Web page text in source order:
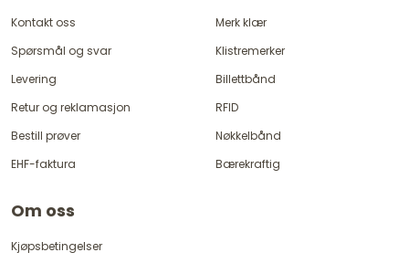
Kontakt oss
Spørsmål og svar
Levering
Retur og reklamasjon
Bestill prøver
EHF-faktura
Merk klær
Klistremerker
Billettbånd
RFID
Nøkkelbånd
Bærekraftig
Om oss
Kjøpsbetingelser